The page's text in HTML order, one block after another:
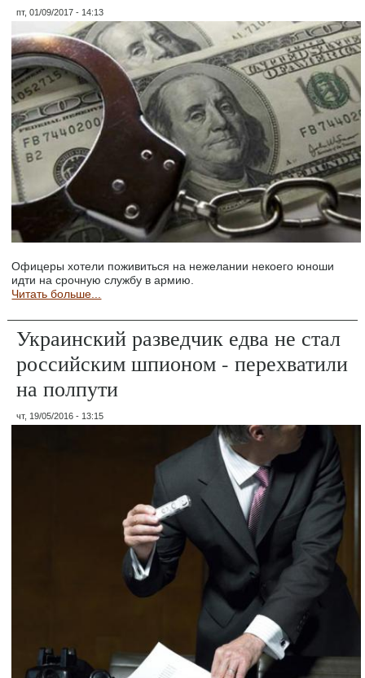
пт, 01/09/2017 - 14:13
Офицеры хотели поживиться на нежелании некоего юноши
идти на срочную службу в армию.
Читать больше...
Украинский разведчик едва не стал
российским шпионом - перехватили
на полпути
чт, 19/05/2016 - 13:15